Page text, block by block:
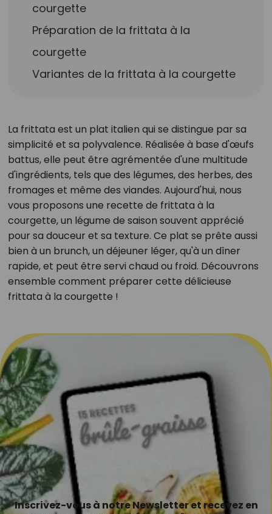
courgette
Préparation de la frittata à la
courgette
Variantes de la frittata à la courgette
La frittata est un plat italien qui se distingue par sa
simplicité et sa polyvalence. Réalisée à base d'œufs
battus, elle peut être agrémentée d'une multitude
d'ingrédients, tels que des légumes, des herbes, des
fromages et même des viandes. Aujourd'hui, nous
vous proposons une recette de frittata à la
courgette, un légume de saison souvent apprécié
pour sa douceur et sa texture. Ce plat se prête aussi
bien à un brunch, un déjeuner léger, qu'à un dîner
rapide, et peut être servi chaud ou froid. Découvrons
ensemble comment préparer cette délicieuse
frittata à la courgette !
Inscrivez-vous à notre Newsletter et recevez en